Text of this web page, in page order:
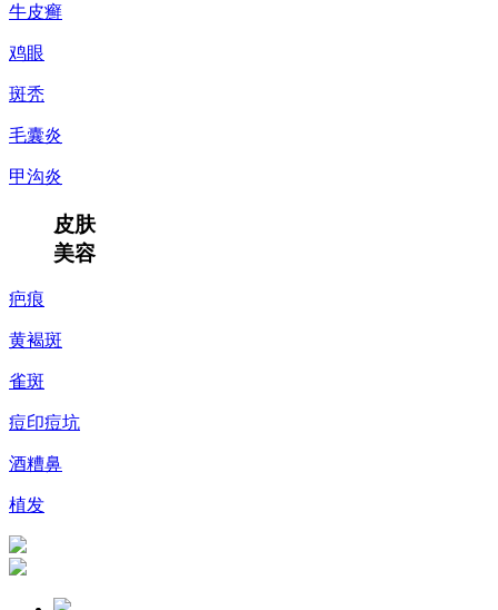
牛皮癣
鸡眼
斑秃
毛囊炎
甲沟炎
皮肤
美容
疤痕
黄褐斑
雀斑
痘印痘坑
酒糟鼻
植发